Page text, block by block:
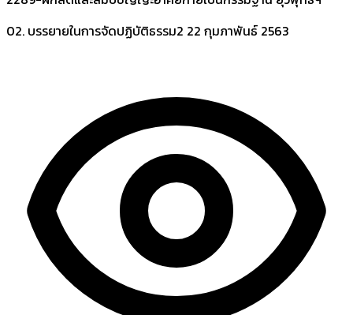
02. บรรยายในการจัดปฏิบัติธรรม2 22 กุมภาพันธ์ 2563